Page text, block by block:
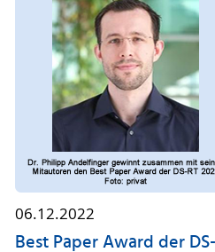
06.12.2022
Best Paper Award der